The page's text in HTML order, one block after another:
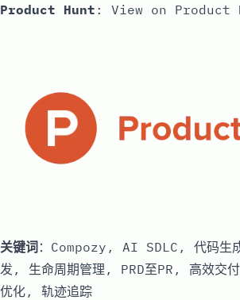
Product Hunt : View on Product
关键词：Compozy, AI SDLC, 代码生
发, 生命周期管理, PRD至PR, 高效交
优化, 轨迹追踪